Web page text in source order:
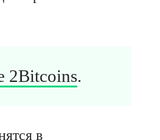
2Bitcoins.
в